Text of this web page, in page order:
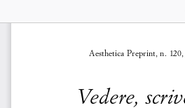
Vedere,
Aesthetica  Preprint,  n.